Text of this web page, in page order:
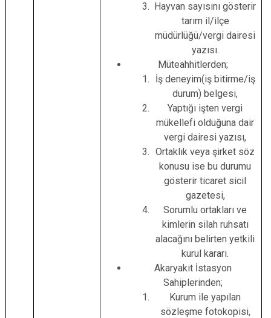
Hayvan sayısını gösterir
tarım il/ilçe
müdürlüğü/vergi dairesi
yazısı.
Müteahhitlerden;
İş deneyim(iş bitirme/iş
durum) belgesi,
Yaptığı işten vergi
mükellefi olduğuna dair
vergi dairesi yazısı,
Ortaklık veya şirket söz
konusu ise bu durumu
gösterir ticaret sicil
gazetesi,
Sorumlu ortakları ve
kimlerin silah ruhsatı
alacağını belirten yetkili
kurul kararı.
Akaryakıt İstasyon
Sahiplerinden;
Kurum ile yapılan
sözleşme fotokopisi,